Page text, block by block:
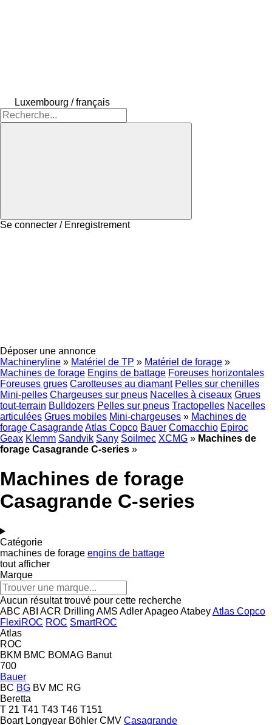
Luxembourg / français
Se connecter / Enregistrement
Déposer une annonce
Machineryline » Matériel de TP » Matériel de forage »
Machines de forage Engins de battage Foreuses horizontales
Foreuses grues Carotteuses au diamant Pelles sur chenilles
Mini-pelles Chargeuses sur pneus Nacelles à ciseaux Grues
tout-terrain Bulldozers Pelles sur pneus Tractopelles Nacelles
articulées Grues mobiles Mini-chargeuses » Machines de
forage CasagrandeAtlas Copco Bauer Comacchio Epiroc
Geax Klemm Sandvik Sany Soilmec XCMG » Machines de
forage Casagrande C-series »
Machines de forage
Casagrande C-series
Catégorie
machines de forage engins de battage
tout afficher
Marque
Aucun résultat trouvé pour cette recherche
ABC ABI ACR Drilling AMS AdlerApageoAtabeyAtlas Copco
FlexiROC ROC SmartROC
Atlas
ROC
BKM BMC BOMAG Banut
700
Bauer
BC BG BV MC RG
Beretta
T 21 T41 T43 T46 T151
Boart Longyear Böhler CMV Casagrande